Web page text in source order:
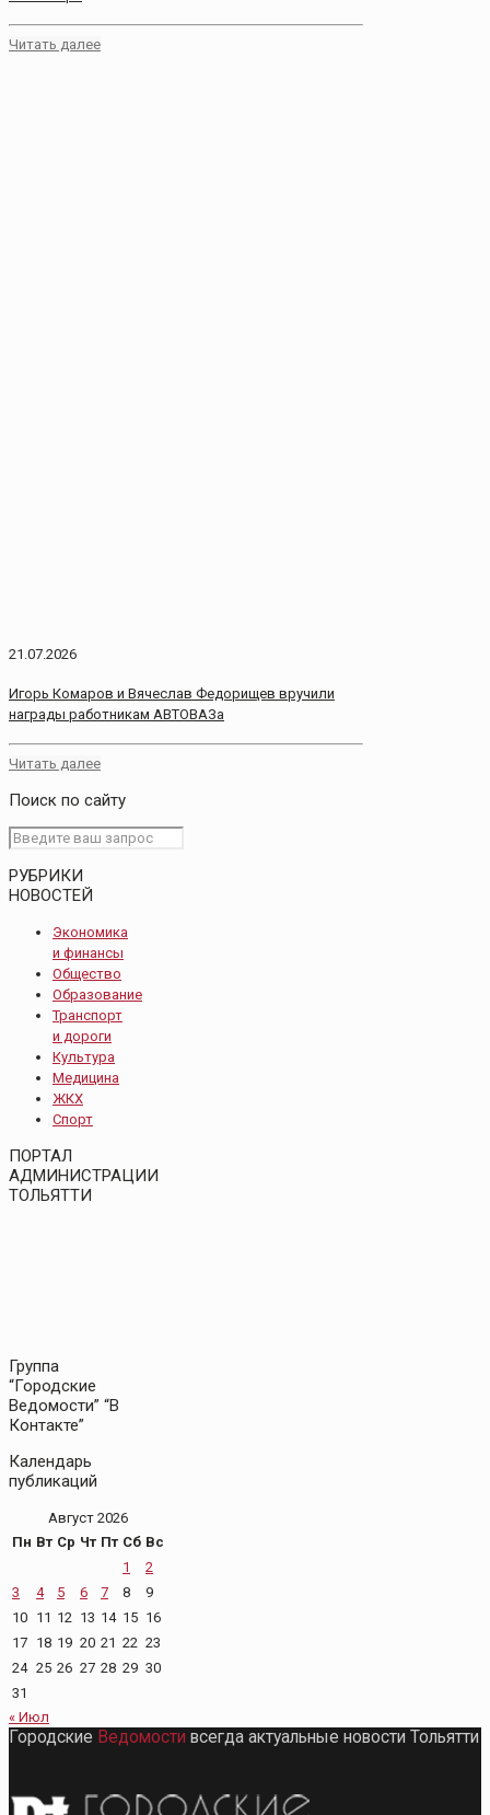
Читать далее
21.07.2026
Игорь Комаров и Вячеслав Федорищев вручили
награды работникам АВТОВАЗа
Читать далее
Поиск по сайту
РУБРИКИ
НОВОСТЕЙ
Экономика
и финансы
Общество
Образование
Транспорт
и дороги
Культура
Медицина
ЖКХ
Спорт
ПОРТАЛ
АДМИНИСТРАЦИИ
ТОЛЬЯТТИ
Группа
“Городские
Ведомости” “В
Контакте”
Календарь
публикаций
Август 2026
Пн Вт Ср Чт Пт Сб Вс
1
2
3
4 5 6 7 8
9
10 11 12 13 14 15 16
17 18 19 20 21 22 23
24 25 26 27 28 29 30
31
« Июл
Городские Ведомости всегда актуальные новости Тольятти